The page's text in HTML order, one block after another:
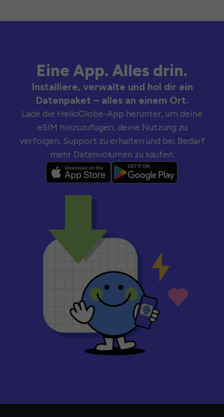
Eine App. Alles drin.
Installiere, verwalte und hol dir ein
Datenpaket – alles an einem Ort.
Lade die HelloGlobe-App herunter, um deine
eSIM hinzuzufügen, deine Nutzung zu
verfolgen, Support zu erhalten und bei Bedarf
mehr Datenvolumen zu kaufen.